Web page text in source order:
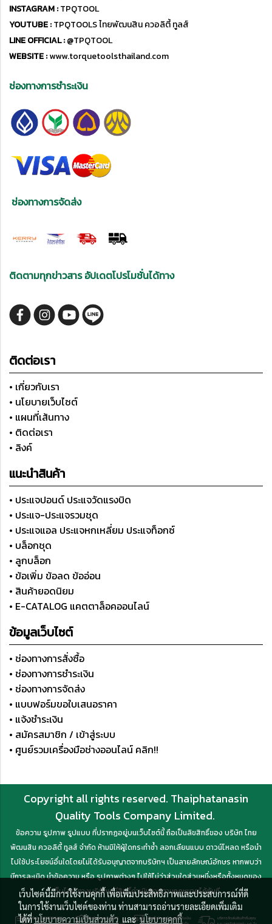
INSTAGRAM :TPQTOOL
YOUTUBE :TPQTOOLS ไทยพัฒนสิน ควอลิตี้ ทูลส์
LINE OFFICIAL :@TPQTOOL
WEBSITE :www.torquetoolsthailand.com
ช่องทางการชำระเงิน
ช่องทางการจัดส่ง
ติดตามทุกข่าวสาร อัปเดตโปรโมชั่นได้ทาง
ติดต่อเรา
• เกี่ยวกับเรา
• นโยบายเว็บไซต์
• แผนที่เส้นทาง
• ติดต่อเรา
• ลิงค์
แนะนำสินค้า
• ประแจปอนด์ ประแจวัดแรงบิด
• ประแจ-ประแจรวมชุด
• ประแจแอล ประแจหกเหลี่ยม ประแจท็อกซ์
• บล็อกชุด
• ลูกบล็อก
• ข้อเพิ่ม ข้อลด ข้ออ่อน
• สินค้ายอดนิยม
• E-CATALOG แคตตาล็อคออนไลน์
ข้อมูลเว็บไซต์
• ช่องทางการสั่งซื้อ
• ช่องทางการชำระเงิน
• ช่องทางการจัดส่ง
• แบบฟอร์มขอใบเสนอราคา
• แจ้งชำระเงิน
• สมัครสมาชิก / เข้าสู่ระบบ
• ศูนย์รวมเครื่องมือช่างออนไลน์ คลิก!!
Copyright all rights reserved. Thaiphatanasin
Quality Tools Company Limited.
ข้อความ รูปภาพ รูปแบบ ที่ปรากฏอยู่บนเว็บไซต์นี้ ถือเป็นลิขสิทธิ์ของ บริษัท ไทย
พัฒนสิน ควอลิตี้ ทูลส์ จำกัด ห้ามมิให้ผู้ใดกระทำซ้ำ ลอกเลียนแบบ ดาวน์โหลด หรือนำ
ไปใช้ประโยชน์อื่นใดโดยไม่ได้รับอนุญาตจากบริษัทฯ เป็นลายลักษณ์อักษร หากพบว่า
มีการละเมิด นำข้อความ หรือ รูปภาพต่างๆ ไปใช้ไม่ว่าส่วนใดส่วนหนึ่งหรือทั้งหมดของ
เว็บไซต์ ทางบริษัทฯ มีสิทธิ์ดำเนินการตามกฎหมายได้ทันที
เว็บไซต์นี้มีการใช้งานคุกกี้ เพื่อเพิ่มประสิทธิภาพและประสบการณ์ที่ดี
ในการใช้งานเว็บไซต์ของท่าน ท่านสามารถอ่านรายละเอียดเพิ่มเติม
ได้ที่นโยบายความเป็นส่วนตัวและนโยบายคุกกี้